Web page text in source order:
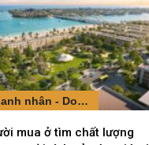
Doanh nhân - Doanh nghiệp
mua ở tìm chất lượng